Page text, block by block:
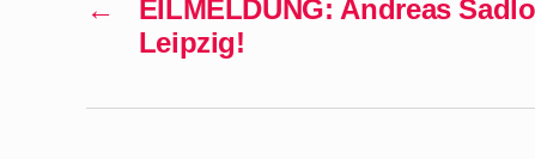
←
EILMELDUNG: Andreas
Leipzig!